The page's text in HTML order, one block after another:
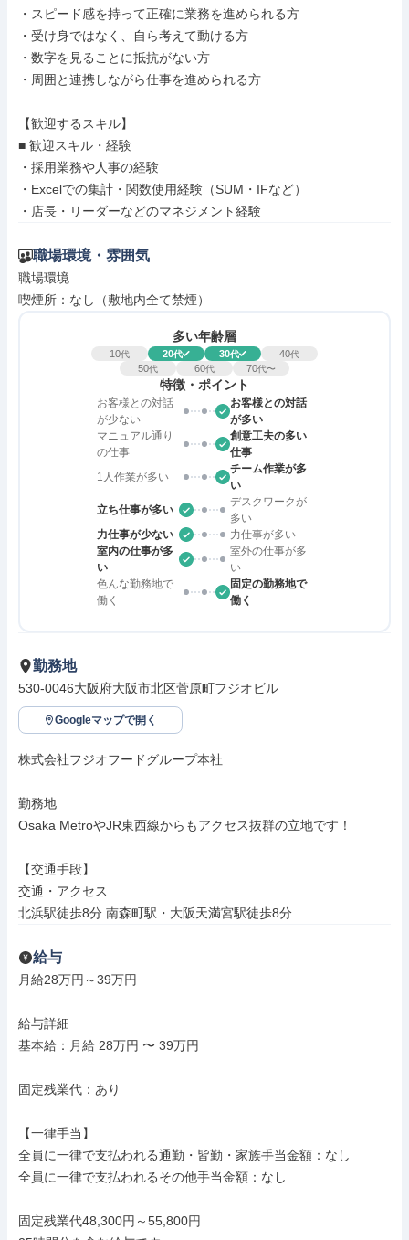
・スピード感を持って正確に業務を進められる方
・受け身ではなく、自ら考えて動ける方
・数字を見ることに抵抗がない方
・周囲と連携しながら仕事を進められる方
【歓迎するスキル】
■ 歓迎スキル・経験
・採用業務や人事の経験
・Excelでの集計・関数使用経験（SUM・IFなど）
・店長・リーダーなどのマネジメント経験
職場環境・雰囲気
職場環境
喫煙所：なし（敷地内全て禁煙）
多い年齢層
10代 20代 30代 40代
50代 60代 70代〜
特徴・ポイント
お客様との対話
が少ない
お客様との対話
が多い
マニュアル通り
の仕事
創意工夫の多い
仕事
1人作業が多い
チーム作業が多
い
立ち仕事が多い
デスクワークが
多い
力仕事が少ない
力仕事が多い
室内の仕事が多
い
室外の仕事が多
い
色んな勤務地で
働く
固定の勤務地で
働く
勤務地
530-0046大阪府大阪市北区菅原町フジオビル
Googleマップで開く
株式会社フジオフードグループ本社
勤務地
Osaka MetroやJR東西線からもアクセス抜群の立地です！
【交通手段】
交通・アクセス
北浜駅徒歩8分 南森町駅・大阪天満宮駅徒歩8分
給与
月給28万円～39万円
給与詳細
基本給：月給 28万円 〜 39万円
固定残業代：あり
【一律手当】
全員に一律で支払われる通勤・皆勤・家族手当金額：なし
全員に一律で支払われるその他手当金額：なし
固定残業代48,300円～55,800円